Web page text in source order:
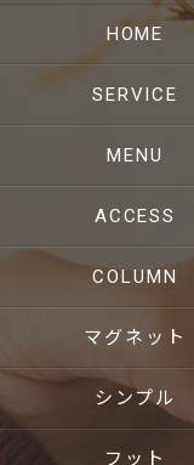
HOME
SERVICE
MENU
ACCESS
COLUMN
マグネット
シンプル
フット